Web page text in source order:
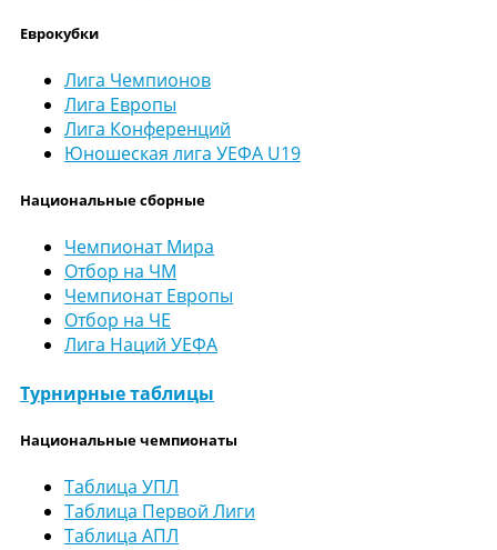
Еврокубки
Лига Чемпионов
Лига Европы
Лига Конференций
Юношеская лига УЕФА U19
Национальные сборные
Чемпионат Мира
Отбор на ЧМ
Чемпионат Европы
Отбор на ЧЕ
Лига Наций УЕФА
Турнирные таблицы
Национальные чемпионаты
Таблица УПЛ
Таблица Первой Лиги
Таблица АПЛ